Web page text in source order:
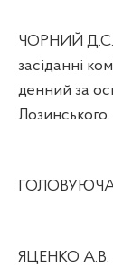
ЧОРНИЙ Д.С.
засіданні
денний за
Лозинського.
ГОЛОВУЮЧА.
ЯЦЕНКО А.В.